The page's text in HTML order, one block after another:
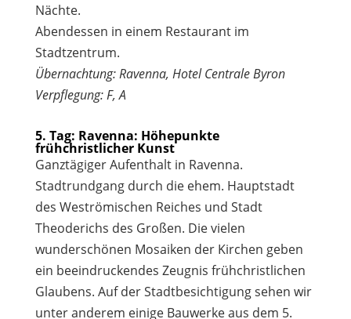
Nächte.
Abendessen in einem Restaurant im
Stadtzentrum.
Übernachtung: Ravenna, Hotel Centrale Byron
Verpflegung: F, A
5. Tag: Ravenna: Höhepunkte
frühchristlicher Kunst
Ganztägiger Aufenthalt in Ravenna.
Stadtrundgang durch die ehem. Hauptstadt
des Weströmischen Reiches und Stadt
Theoderichs des Großen. Die vielen
wunderschönen Mosaiken der Kirchen geben
ein beeindruckendes Zeugnis frühchristlichen
Glaubens. Auf der Stadtbesichtigung sehen wir
unter anderem einige Bauwerke aus dem 5.